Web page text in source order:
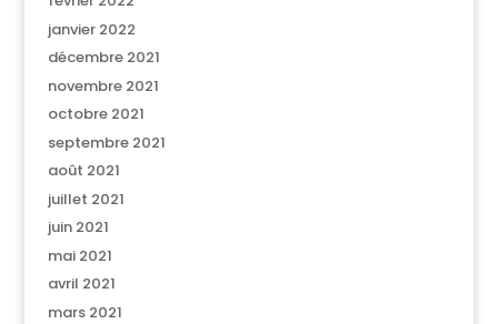
janvier 2022
décembre 2021
novembre 2021
octobre 2021
septembre 2021
août 2021
juillet 2021
juin 2021
mai 2021
avril 2021
mars 2021